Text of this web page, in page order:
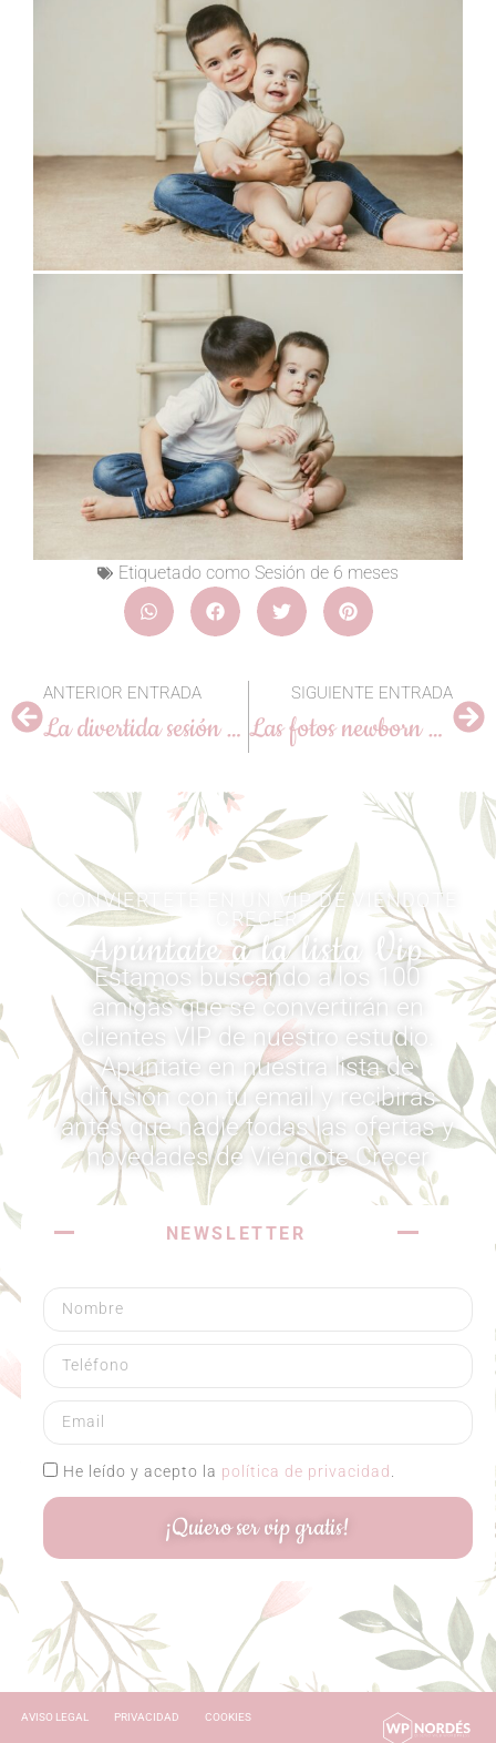
Etiquetado como Sesión de 6 meses
ANTERIOR ENTRADA
La divertida sesión de fotos de 2 años de Mauro
SIGUIENTE ENTRADA
Las fotos newborn de Thiago
CONVIERTETE EN UN VIP DE VIÉNDOTE
CRECER
Apúntate a la lista Vip
Estamos buscando a los 100
amigas que se convertirán en
clientes VIP de nuestro estudio.
Apúntate en nuestra lista de
difusión con tu email y recibirás
antes que nadie todas las ofertas y
novedades de Viéndote Crecer​
NEWSLETTER
He leído y acepto la política de privacidad .
¡Quiero ser vip gratis!
AVISO LEGAL PRIVACIDAD COOKIES